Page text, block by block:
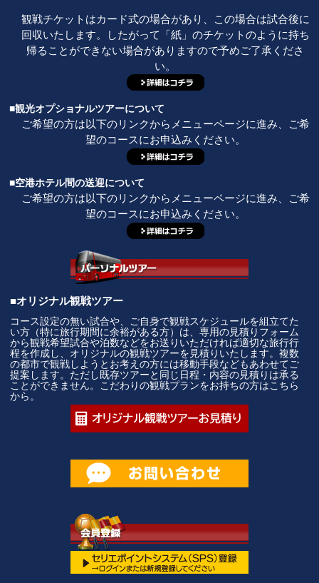
観戦チケットはカード式の場合があり、この場合は試合後に
回収いたします。したがって「紙」のチケットのように持ち
帰ることができない場合がありますので予めご了承くださ
い。
■観光オプショナルツアーについて
ご希望の方は以下のリンクからメニューページに進み、ご希
望のコースにお申込みください。
■空港ホテル間の送迎について
ご希望の方は以下のリンクからメニューページに進み、ご希
望のコースにお申込みください。
■オリジナル観戦ツアー
コース設定の無い試合や、ご自身で観戦スケジュールを組立てた
い方（特に旅行期間に余裕がある方）は、専用の見積りフォーム
から観戦希望試合や泊数などをお送りいただければ適切な旅行行
程を作成し、オリジナルの観戦ツアーを見積りいたします。複数
の都市で観戦しようとお考えの方には移動手段などもあわせてご
提案します。ただし既存ツアーと同じ日程・内容の見積りは承る
ことができません。こだわりの観戦プランをお持ちの方はこちら
から。